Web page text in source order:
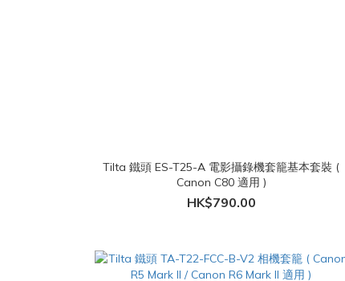
Tilta 鐵頭 ES-T25-A 電影攝錄機套籠基本套裝 (
Canon C80 適用 )
HK$790.00